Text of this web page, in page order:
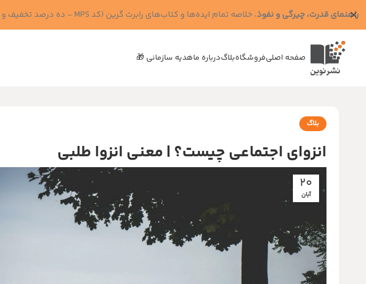
صفحه اصلیفروشگاهبلاگدرباره ماهدیه سازمانی 🎁
بلاگ
انزوای اجتماعی چیست؟ | معنی انزوا طلبی
20
آبان
راهنمای قدرت، چیرگی و نفوذ، خلاصه تمام ایده‌ها و کتاب‌های رابرت گرین (کد MPS - ده درصد تخفیف و ارسال رایگان)